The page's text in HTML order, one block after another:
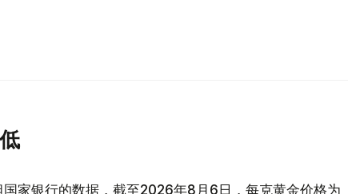
国家银行的数据，截至2026年8月6日，每克黄金价格为